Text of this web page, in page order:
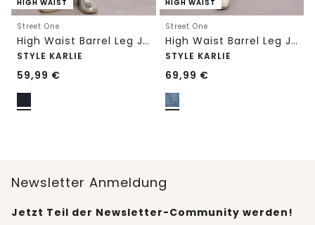
HIGH WAIST
Street One
High Waist Barrel Leg Jeans im Loose Fit
STYLE KARLIE
59,99 €
HIGH WAIST
Street One
High Waist Barrel Leg Jeans im Loose Fit
STYLE KARLIE
69,99 €
Newsletter Anmeldung
Jetzt Teil der Newsletter-Community werden!